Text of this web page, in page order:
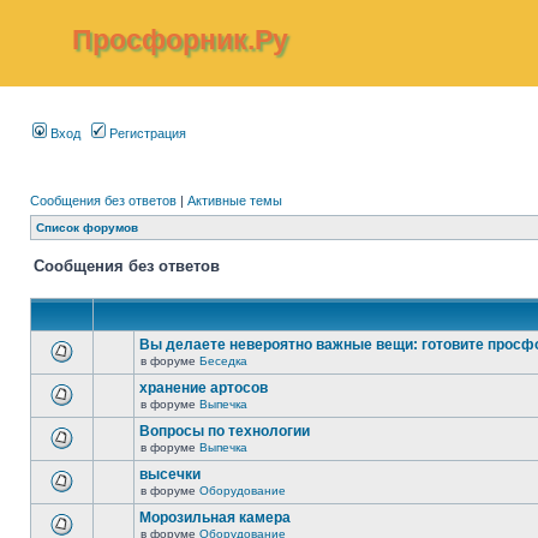
Просфорник.Ру
Вход Регистрация
Сообщения без ответов | Активные темы
Список форумов
Сообщения без ответов
Вы делаете невероятно важные вещи: готовите
в форуме Беседка
хранение артосов
в форуме Выпечка
Вопросы по технологии
в форуме Выпечка
высечки
в форуме Оборудование
Морозильная камера
в форуме Оборудование